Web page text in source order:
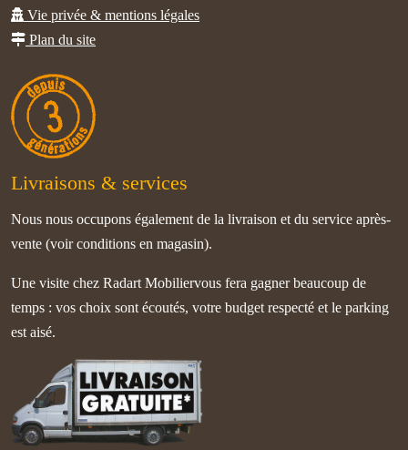
Vie privée & mentions légales
Plan du site
Livraisons & services
Nous nous occupons également de la livraison et du service après-
vente (voir conditions en magasin).
Une visite chez Radart Mobiliervous fera gagner beaucoup de
temps : vos choix sont écoutés, votre budget respecté et le parking
est aisé.